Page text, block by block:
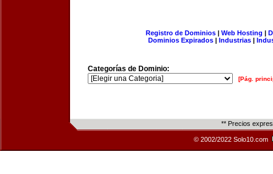
Registro de Dominios| Web Hosting |
Dominios Expirados | Industrias |
Categorías de Dominio:
[Pág.
** Precios
© 2002/2022 Solo10.com